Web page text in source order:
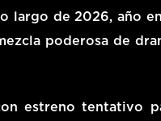
largo de2026, año
poderosa de
estreno tentativo